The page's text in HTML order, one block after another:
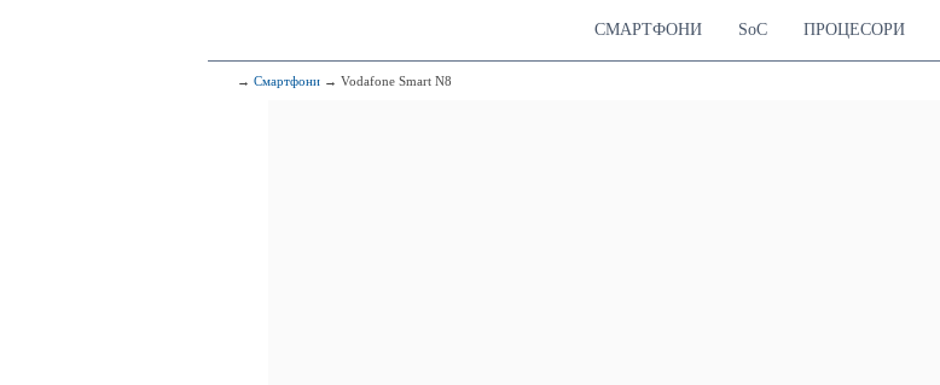
СМАРТФОНИ SoC ПРОЦЕСОРИ
→ Смартфони → Vodafone Smart N8